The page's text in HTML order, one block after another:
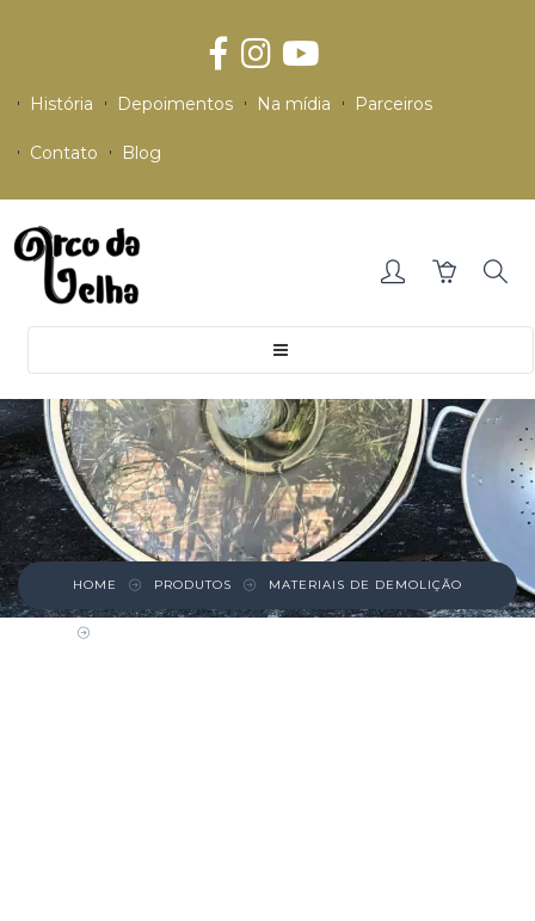
História Depoimentos Na mídia Parceiros
Contato Blog
HOME PRODUTOS MATERIAIS DE DEMOLIÇÃO